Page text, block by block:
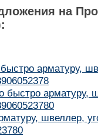
на
арматуру,
арматуру,
швеллер,